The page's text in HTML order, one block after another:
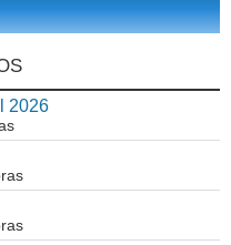
2026